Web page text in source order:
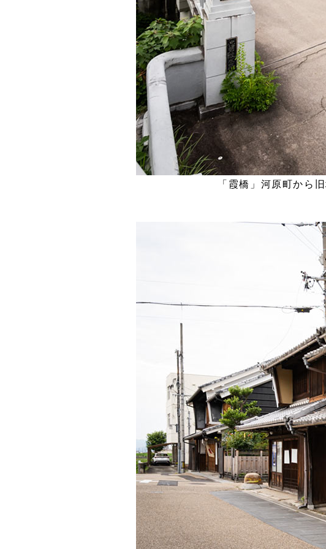
「霞橋」河原町から